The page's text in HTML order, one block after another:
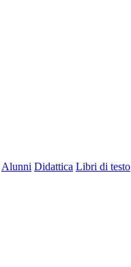
Alunni Didattica Libri di testo